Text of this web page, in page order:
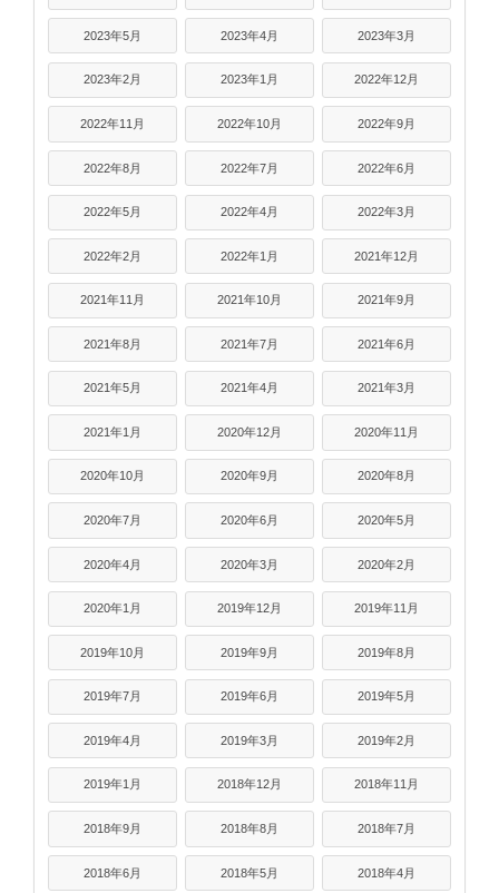
2023年5月 2023年4月 2023年3月
2023年2月 2023年1月 2022年12月
2022年11月 2022年10月 2022年9月
2022年8月 2022年7月 2022年6月
2022年5月 2022年4月 2022年3月
2022年2月 2022年1月 2021年12月
2021年11月 2021年10月 2021年9月
2021年8月 2021年7月 2021年6月
2021年5月 2021年4月 2021年3月
2021年1月 2020年12月 2020年11月
2020年10月 2020年9月 2020年8月
2020年7月 2020年6月 2020年5月
2020年4月 2020年3月 2020年2月
2020年1月 2019年12月 2019年11月
2019年10月 2019年9月 2019年8月
2019年7月 2019年6月 2019年5月
2019年4月 2019年3月 2019年2月
2019年1月 2018年12月 2018年11月
2018年9月 2018年8月 2018年7月
2018年6月 2018年5月 2018年4月